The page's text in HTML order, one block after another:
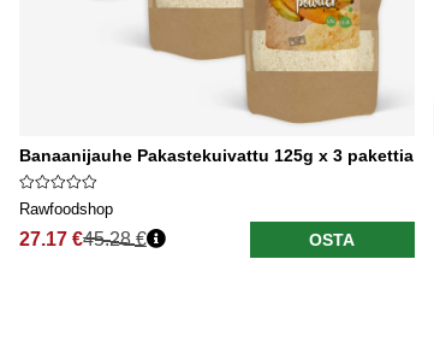
Banaanijauhe Pakastekuivattu 125g x 3 pakettia
Rawfoodshop
27.17 €45.28 € OSTA